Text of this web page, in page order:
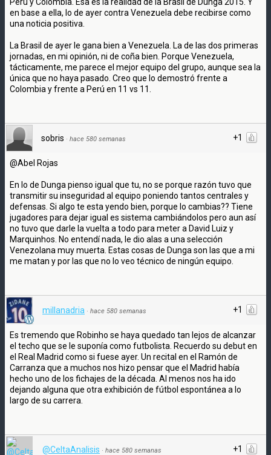
en base a ella, lo de ayer contra Venezuela debe recibirse como
una noticia positiva.
La Brasil de ayer le gana bien a Venezuela. La de las dos primeras
jornadas, en mi opinión, ni de coña bien. Porque Venezuela,
tácticamente, me parece el mejor equipo del grupo, aunque sea la
única que no haya pasado. Creo que lo demostró frente a
Colombia y frente a Perú en 11 vs 11.
+1
sobris · hace 580 semanas
@Abel Rojas
En lo de Dunga pienso igual que tu, no se porque razón tuvo que
transmitir su inseguridad al equipo poniendo tantos centrales y
defensas. Si algo te esta yendo bien, porque lo cambias?? Tiene
jugadores para dejar igual es sistema cambiándolos pero aun así
no tuvo que darle la vuelta a todo para meter a David Luiz y
Marquinhos. No entendí nada, le dio alas a una selección
Venezolana muy muerta. Estas cosas de Dunga son las que a mi
me matan y por las que no lo veo técnico de ningún equipo.
+1
millanadria · hace 580 semanas
Es tremendo que Robinho se haya quedado tan lejos de alcanzar
el techo que se le suponía como futbolista. Recuerdo su debut en
el Real Madrid como si fuese ayer. Un recital en el Ramón de
Carranza que a muchos nos hizo pensar que el Madrid había
hecho uno de los fichajes de la década. Al menos nos ha ido
dejando alguna que otra exhibición de fútbol espontánea a lo
largo de su carrera.
+1
@CeltaAnalisis · hace 580 semanas